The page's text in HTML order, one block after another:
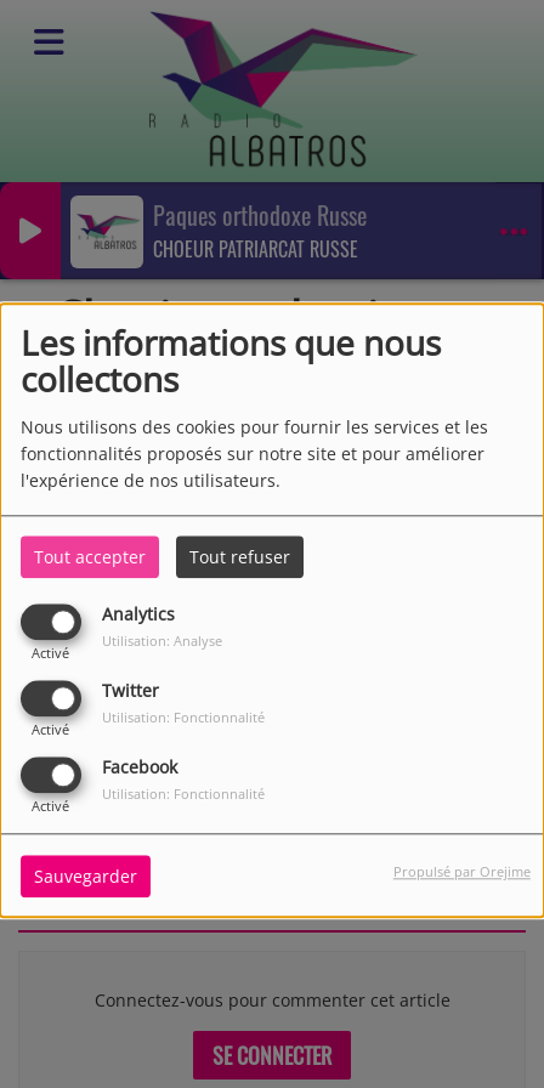
Les informations que nous
collectons
Nous utilisons des cookies pour fournir les services et les
fonctionnalités proposés sur notre site et pour améliorer
l'expérience de nos utilisateurs.
Tout accepter Tout refuser
Analytics
Activé
Utilisation: Analyse
Twitter
Activé
Utilisation: Fonctionnalité
Facebook
Activé
Utilisation: Fonctionnalité
Sauvegarder Propulsé par Orejime
Paques orthodoxe Russe
CHOEUR PATRIARCAT RUSSE
Emissions Musique Classique
Classique, classique
, DE 09:05 À 09:05
Commentaires(0)
Connectez-vous pour commenter cet article
SE CONNECTER